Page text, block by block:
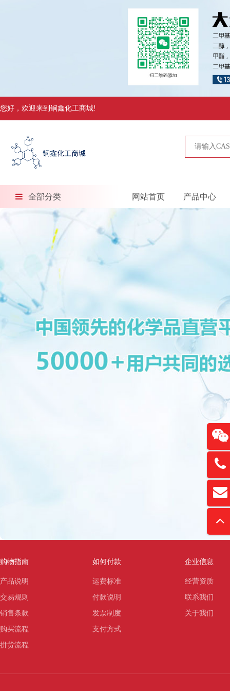
您好，欢迎来到锏鑫化工商城!
全部分类 网站首页 产品中心
购物指南
产品说明
交易规则
销售条款
购买流程
拼货流程
如何付款
运费标准
付款说明
发票制度
支付方式
企业信息
经营资质
联系我们
关于我们
扫